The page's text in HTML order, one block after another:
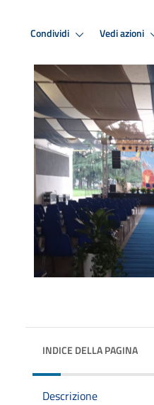
Condividi Vedi azioni
INDICE DELLA PAGINA
Descrizione